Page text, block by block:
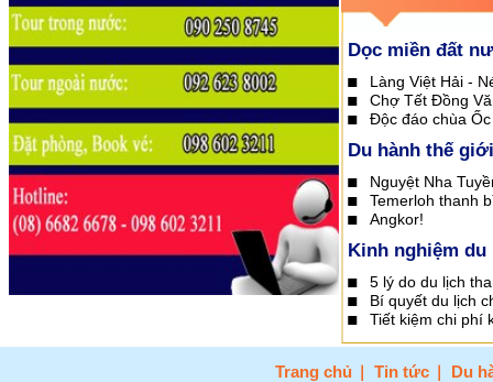
Dọc miền đất
Làng Việt Hải -
Chợ Tết Đồng
Độc đáo chùa Ốc
Du hành thế giới
Nguyệt Nha
Temerloh thanh
Angkor!
Kinh nghiệm du
5 lý do du lịch
Bí quyết du lịch
Tiết kiệm chi phí
Trang chủ Tin tức
Du